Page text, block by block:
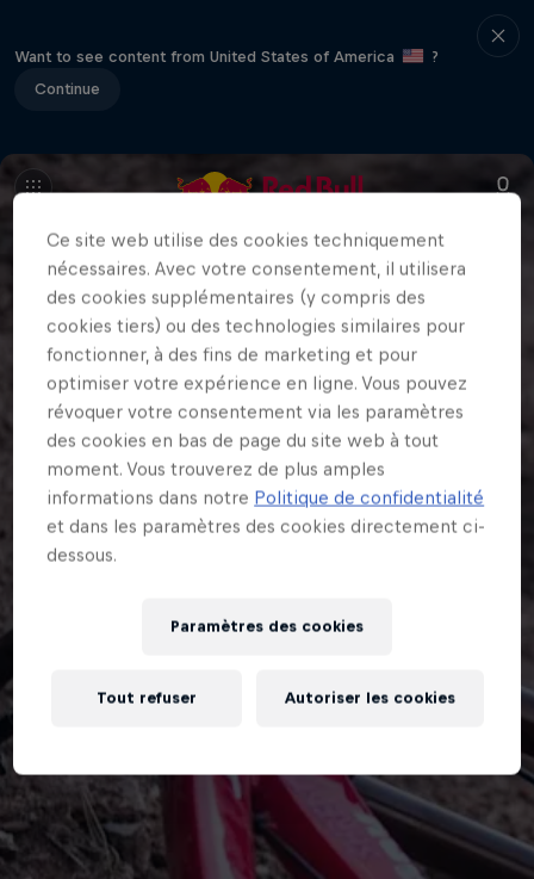
Want to see content from United States of America
?
Continue
Ce site web utilise des cookies techniquement
nécessaires. Avec votre consentement, il utilisera
des cookies supplémentaires (y compris des
cookies tiers) ou des technologies similaires pour
fonctionner, à des fins de marketing et pour
optimiser votre expérience en ligne. Vous pouvez
révoquer votre consentement via les paramètres
des cookies en bas de page du site web à tout
moment. Vous trouverez de plus amples
informations dans notre Politique de confidentialité
et dans les paramètres des cookies directement ci-
dessous.
Paramètres des cookies
Tout refuser Autoriser les cookies